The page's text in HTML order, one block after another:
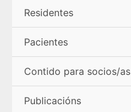
Residentes
Pacientes
Contido para socios/as
Publicacións